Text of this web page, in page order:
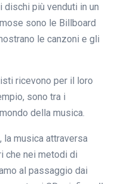
dischi più venduti in un
sono le Billboard
le canzoni e gli
ricevono per il loro
sono tra i
della musica.
la musica attraversa
che nei metodi di
al passaggio dai